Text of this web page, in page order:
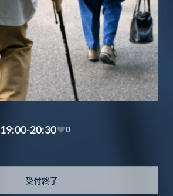
19:00-20:30 0
受付終了